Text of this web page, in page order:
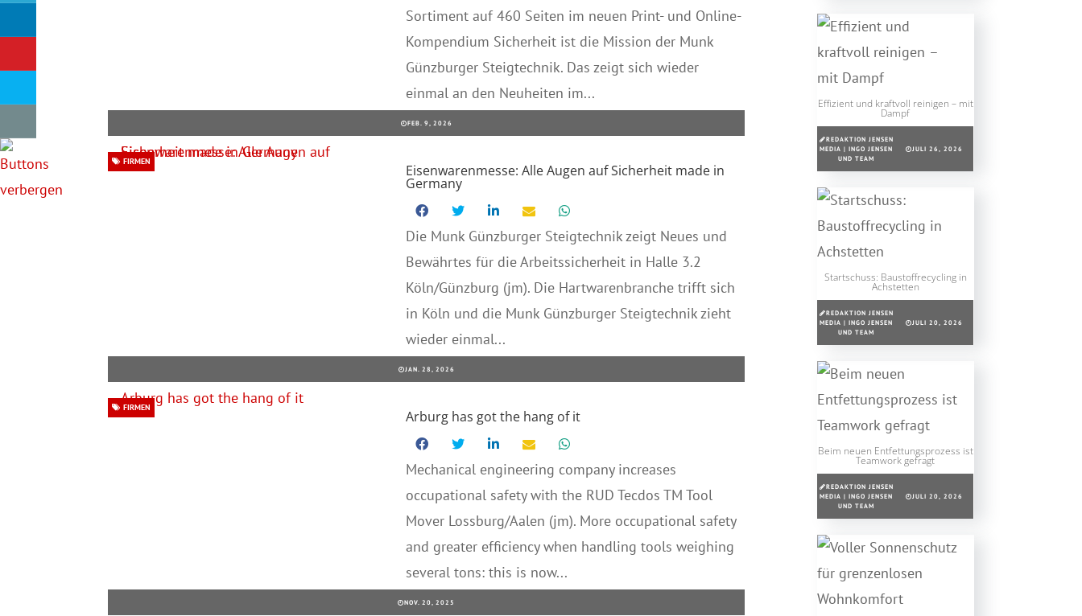
Sortiment auf 460 Seiten im neuen Print- und Online-
Kompendium Sicherheit ist die Mission der Munk
Günzburger Steigtechnik. Das zeigt sich wieder
einmal an den Neuheiten im...
FEB. 9, 2026
Eisenwarenmesse: Alle Augen auf Sicherheit made in
Germany
FIRMEN
Die Munk Günzburger Steigtechnik zeigt Neues und
Bewährtes für die Arbeitssicherheit in Halle 3.2
Köln/Günzburg (jm). Die Hartwarenbranche trifft sich
in Köln und die Munk Günzburger Steigtechnik zieht
wieder einmal...
JAN. 28, 2026
Arburg has got the hang of it
FIRMEN
Mechanical engineering company increases
occupational safety with the RUD Tecdos TM Tool
Mover Lossburg/Aalen (jm). More occupational safety
and greater efficiency when handling tools weighing
several tons: this is now...
NOV. 20, 2025
Effizient und kraftvoll reinigen – mit
Dampf
REDAKTION JENSEN
MEDIA | INGO JENSEN
UND TEAM
JULI 26, 2026
Startschuss: Baustoffrecycling in
Achstetten
REDAKTION JENSEN
MEDIA | INGO JENSEN
UND TEAM
JULI 20, 2026
Beim neuen Entfettungsprozess ist
Teamwork gefragt
REDAKTION JENSEN
MEDIA | INGO JENSEN
UND TEAM
JULI 20, 2026